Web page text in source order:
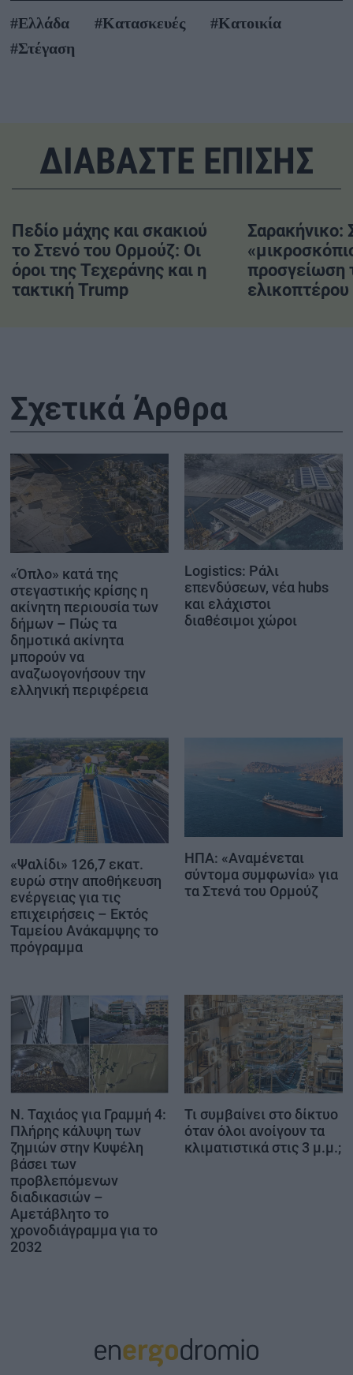
#Ελλάδα #Κατασκευές
#Κατοικία
#Στέγαση
ΔΙΑΒΑΣΤΕ ΕΠΙΣΗΣ
Πεδίο μάχης και σκακιού
το Στενό του Ορμούζ: Οι
όροι της Τεχεράνης και η
τακτική Trump
Σαρακήνικο:
προσγείωση
ελικοπτέρου
Σχετικά Άρθρα
«Όπλο» κατά της
στεγαστικής κρίσης η
ακίνητη περιουσία των
δήμων – Πώς τα
δημοτικά ακίνητα
μπορούν να
αναζωογονήσουν την
ελληνική περιφέρεια
Logistics: Ράλι
επενδύσεων, νέα hubs
και ελάχιστοι
διαθέσιμοι χώροι
«Ψαλίδι» 126,7 εκατ.
ευρώ στην αποθήκευση
ενέργειας για τις
επιχειρήσεις – Εκτός
Ταμείου Ανάκαμψης το
πρόγραμμα
ΗΠΑ: «Αναμένεται
σύντομα συμφωνία» για
τα Στενά του Ορμούζ
Ν. Ταχιάος για Γραμμή 4:
Πλήρης κάλυψη των
ζημιών στην Κυψέλη
βάσει των
προβλεπόμενων
διαδικασιών –
Αμετάβλητο το
χρονοδιάγραμμα για το
2032
Τι συμβαίνει στο δίκτυο
όταν όλοι ανοίγουν τα
κλιματιστικά στις 3 μ.μ.;